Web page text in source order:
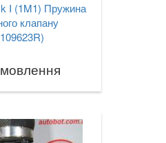
I (1M1) Пружина
клапану